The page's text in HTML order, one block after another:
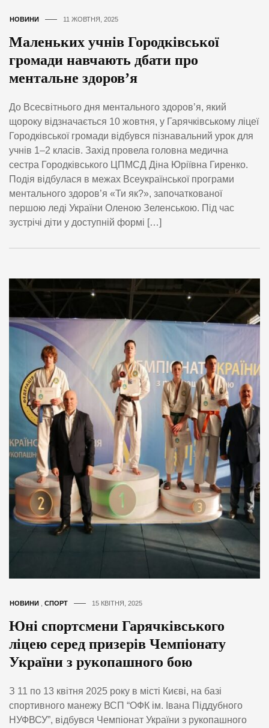
НОВИНИ 11 ЖОВТНЯ, 2025
Маленьких учнів Городківської
громади навчають дбати про
ментальне здоров’я
До Всесвітнього дня ментального здоров’я, який
щороку відзначається 10 жовтня, у Гарячківському ліцеї
Городківської громади відбувся пізнавальний урок для
учнів 1–2 класів. Захід провела головна медична
сестра Городківського ЦПМСД Діна Юріївна Гиренко.
Подія відбулася в межах Всеукраїнської програми
ментального здоров’я «Ти як?», започаткованої
першою леді України Оленою Зеленською. Під час
зустрічі діти у доступній формі […]
НОВИНИ СПОРТ 15 КВІТНЯ, 2025
Юні спортсмени Гарячківського
ліцею серед призерів Чемпіонату
України з рукопашного бою
З 11 по 13 квітня 2025 року в місті Києві, на базі
спортивного манежу ВСП “ОФК ім. Івана Піддубного
НУФВСУ”, відбувся Чемпіонат України з рукопашного